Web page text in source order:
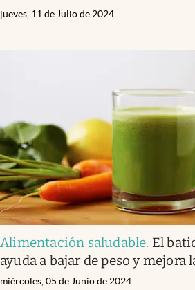
jueves, 11 de Julio de 2024
Alimentación saludable. El
ayuda a bajar de peso y mejora
miércoles, 05 de Junio de 2024